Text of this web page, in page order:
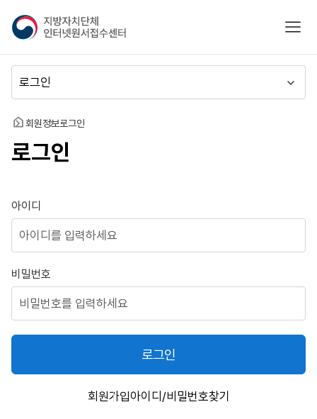
지
방
자
치
단
체
인
넷
접
수
센
모바
뉴
동
홈 회원정보로그인
로그인
로그인
아이디
비밀번호
로그인
회원가입아이디/비밀번호찾기